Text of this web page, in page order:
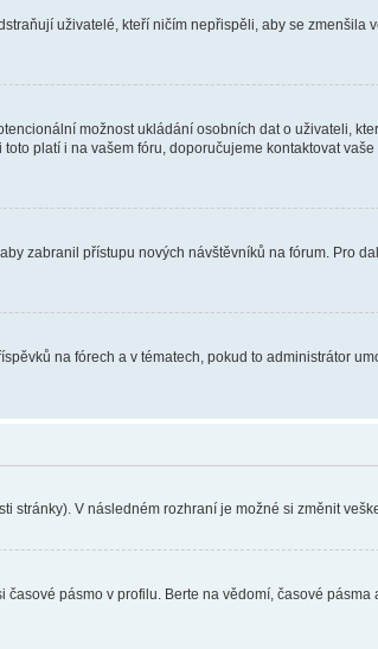
uživatelé, kteří ničím nepřispěli, aby se zmenšila
možnost ukládání osobních dat o uživateli,
platí i na vašem fóru, doporučujeme kontaktovat vaše
zabranil přístupu nových návštěvníků na fórum. Pro
na fórech a v tématech, pokud to administrátor
stránky). V následném rozhraní je možné si změnit
pásmo v profilu. Berte na vědomí, časové pásma